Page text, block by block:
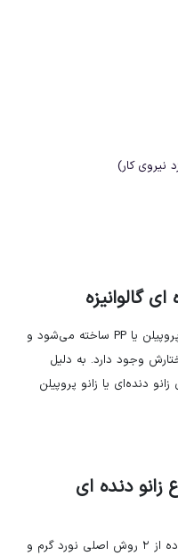
نیروی کار)
گالوانیزه
زانو رزوه‌ای درزدار گالوانیزه، از جنس پلی‌پروپیلن یا PP ساخته می‌شود و
وجود دارد. به دلیل
دنده‌ای یا زانو پروپیلن
زانو دنده ای
به‌طورکلی، همه اتصالات گالوانیزه با استفاده از ۲ روش اصلی نورد گرم و